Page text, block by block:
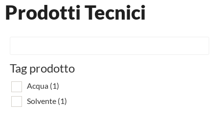
Prodotti Tecnici
Tag prodotto
Acqua (1)
Solvente (1)